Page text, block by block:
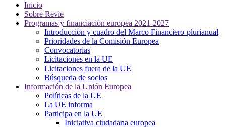
Inicio
Sobre Revie
Programas y financiación europea 2021-2027
Introducción y cuadro del Marco Financiero plurianual
Prioridades de la Comisión Europea
Convocatorias
Licitaciones en la UE
Licitaciones fuera de la UE
Búsqueda de socios
Información de la Unión Europea
Políticas de la UE
La UE informa
Participa en la UE
Iniciativa ciudadana europea